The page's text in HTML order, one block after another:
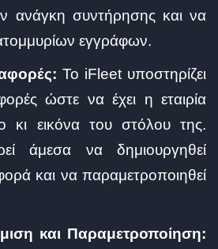
ανάγκη συντήρησης και να
εγγράφων.
Το iFleet υποστηρίζει
ώστε να έχει η εταιρία
κι εικόνα του στόλου της.
άμεσα να δημιουργηθεί
και να παραμετροποιηθεί
και Παραμετροποίηση: